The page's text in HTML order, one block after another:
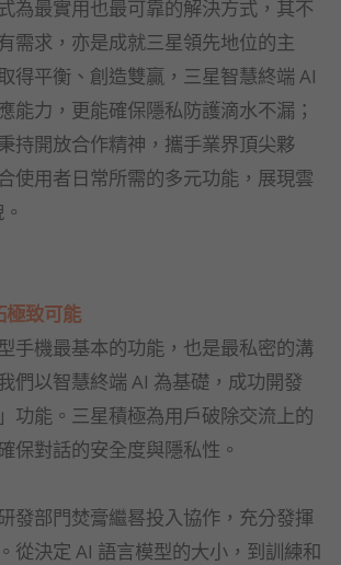
為最實用也最可靠的解決方式，其不
需求，亦是成就三星領先地位的主
得平衡、創造雙贏，三星智慧終端 AI
能力，更能確保隱私防護滴水不漏；
持開放合作精神，攜手業界頂尖夥
使用者日常所需的多元功能，展現雲
極致可能
手機最基本的功能，也是最私密的溝
們以智慧終端 AI 為基礎，成功開發
功能。三星積極為用戶破除交流上的
保對話的安全度與隱私性。
發部門焚膏繼晷投入協作，充分發揮
從決定 AI 語言模型的大小，到訓練和